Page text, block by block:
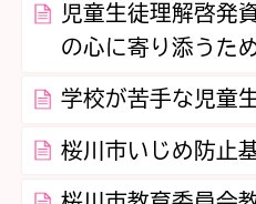
児童生徒理解啓発
の心に寄り添うため
学校が苦手な児童
桜川市いじめ防止